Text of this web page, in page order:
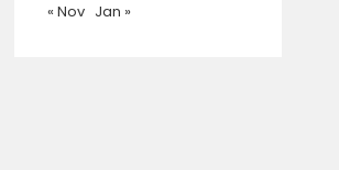
« Nov Jan »